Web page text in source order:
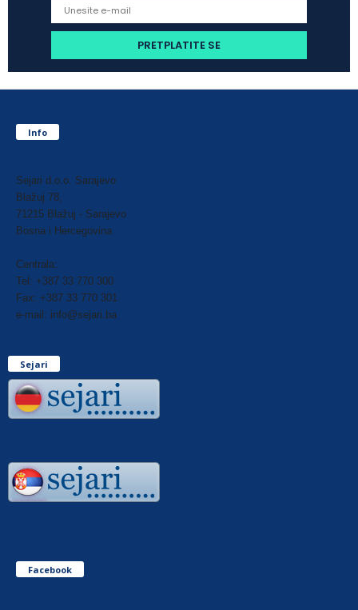
Info
Sejari d.o.o. Sarajevo
Blažuj 78,
71215 Blažuj - Sarajevo
Bosna i Hercegovina
Centrala:
Tel: +387 33 770 300
Fax: +387 33 770 301
e-mail: info@sejari.ba
Sejari
Facebook